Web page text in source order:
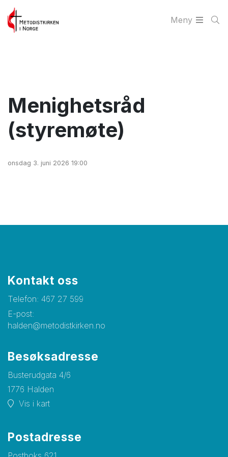
Meny
Menighetsråd
(styremøte)
onsdag 3. juni 2026 19:00
Kontakt oss
Telefon: 467 27 599
E-post:
halden@metodistkirken.no
Besøksadresse
Busterudgata 4/6
1776 Halden
Vis i kart
Postadresse